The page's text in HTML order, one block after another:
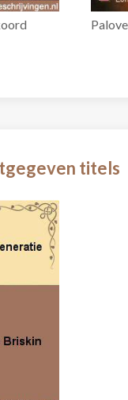
titels